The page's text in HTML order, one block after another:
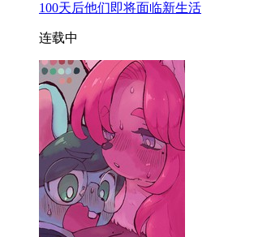
100天后他们即将面临新生活
连载中